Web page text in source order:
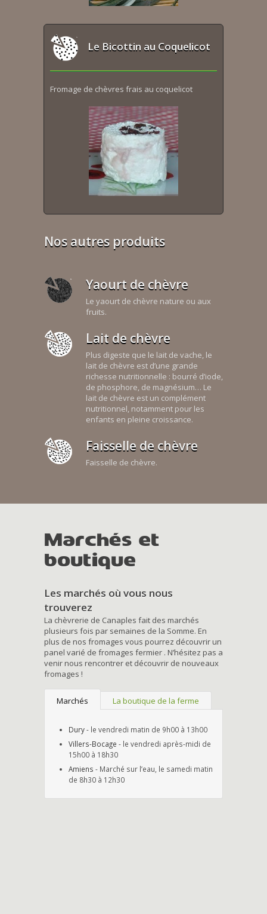
Le Bicottin au Coquelicot
Fromage de chèvres frais au coquelicot
Nos autres produits
Yaourt de chèvre
Le yaourt de chèvre nature ou aux
fruits.
Lait de chèvre
Plus digeste que le lait de vache, le
lait de chèvre est d’une grande
richesse nutritionnelle : bourré d’iode,
de phosphore, de magnésium… Le
lait de chèvre est un complément
nutritionnel, notamment pour les
enfants en pleine croissance.
Faisselle de chèvre
Faisselle de chèvre.
Marchés et
boutique
Les marchés où vous nous
trouverez
La chèvrerie de Canaples fait des marchés
plusieurs fois par semaines de la Somme. En
plus de nos fromages vous pourrez découvrir un
panel varié de fromages fermier . N’hésitez pas a
venir nous rencontrer et découvrir de nouveaux
fromages !
Marchés La boutique de la ferme
Dury- le vendredi matin de 9h00 à 13h00
Villers-Bocage - le vendredi après-midi de
15h00 à 18h30
Amiens - Marché sur l’eau, le samedi matin
de 8h30 à 12h30